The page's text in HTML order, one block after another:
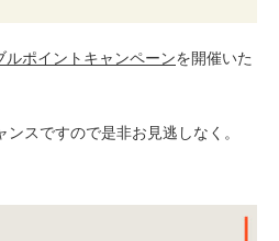
ルポイントキャンペーンを開催いた
スですので是非お見逃しなく。